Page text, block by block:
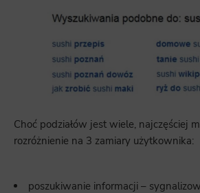
Choć podziałów jest wiele, najczęściej
rozróżnienie na 3 zamiary użytkownika:
poszukiwanie informacji –